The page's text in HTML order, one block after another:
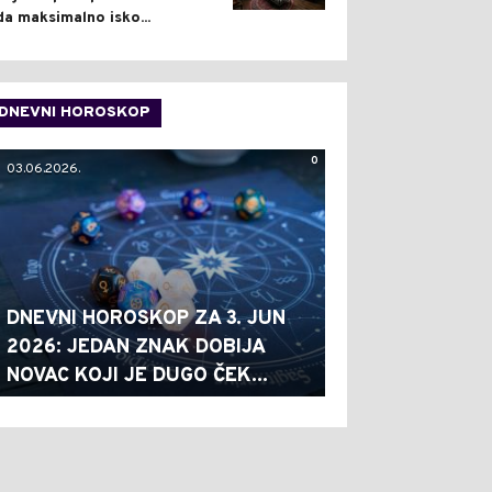
maksimalno isko...
HOROSKOP
0
03.06.2026.
DNEVNI HOROSKOP ZA 3. JUN
2026: JEDAN ZNAK DOBIJA
NOVAC KOJI JE DUGO ČEK...